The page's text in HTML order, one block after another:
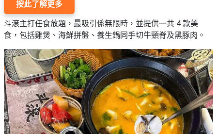
按此了解更多
斗滾主打任食放題，最吸引係無限時，並提供一共 4 款美
食，包括雞煲、海鮮拼盤、養生鍋同手切牛頸脊及黑豚肉。